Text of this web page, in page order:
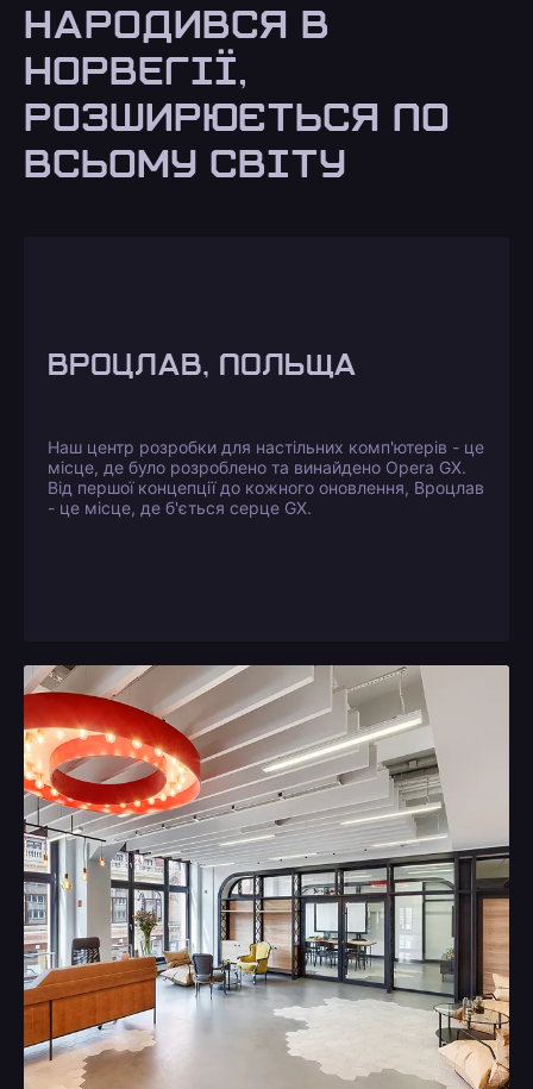
НАРОДИВСЯ В
НОРВЕГІЇ,
РОЗШИРЮЄТЬСЯ ПО
ВСЬОМУ СВІТУ
ВРОЦЛАВ, ПОЛЬЩА
Наш центр розробки для настільних комп'ютерів - це
місце, де було розроблено та винайдено Opera GX.
Від першої концепції до кожного оновлення, Вроцлав
- це місце, де б'ється серце GX.